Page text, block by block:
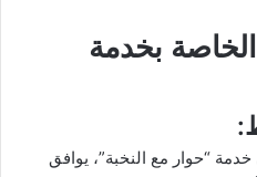
بخدمة
“حوار مع النخبة”، يوافق